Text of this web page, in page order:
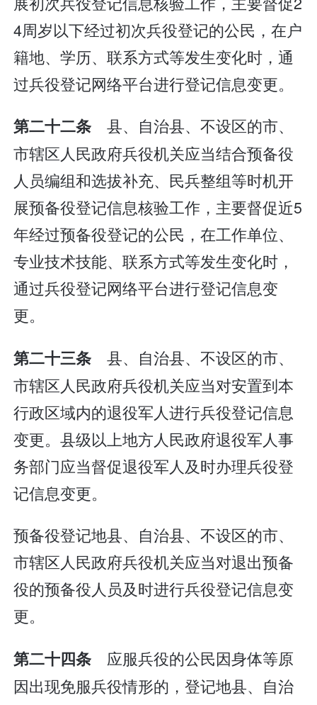
4周岁以下经过初次兵役登记的公民，在户
籍地、学历、联系方式等发生变化时，通
过兵役登记网络平台进行登记信息变更。
第二十二条 县、自治县、不设区的市、
市辖区人民政府兵役机关应当结合预备役
人员编组和选拔补充、民兵整组等时机开
展预备役登记信息核验工作，主要督促近5
年经过预备役登记的公民，在工作单位、
专业技术技能、联系方式等发生变化时，
通过兵役登记网络平台进行登记信息变
更。
第二十三条 县、自治县、不设区的市、
市辖区人民政府兵役机关应当对安置到本
行政区域内的退役军人进行兵役登记信息
变更。县级以上地方人民政府退役军人事
务部门应当督促退役军人及时办理兵役登
记信息变更。
预备役登记地县、自治县、不设区的市、
市辖区人民政府兵役机关应当对退出预备
役的预备役人员及时进行兵役登记信息变
更。
第二十四条 应服兵役的公民因身体等原
因出现免服兵役情形的，登记地县、自治